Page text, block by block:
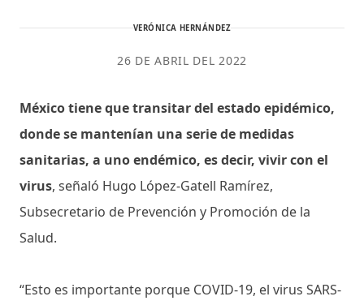
VERÓNICA HERNÁNDEZ
26 DE ABRIL DEL 2022
México tiene que transitar del estado epidémico,
donde se mantenían una serie de medidas
sanitarias, a uno endémico, es decir, vivir con el
virus, señaló Hugo López-Gatell Ramírez,
Subsecretario de Prevención y Promoción de la
Salud.
“Esto es importante porque COVID-19, el virus SARS-